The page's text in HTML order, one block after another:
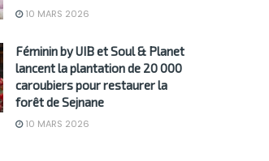
10 MARS 2026
Féminin by UIB et Soul & Planet
lancent la plantation de 20 000
caroubiers pour restaurer la
forêt de Sejnane
10 MARS 2026